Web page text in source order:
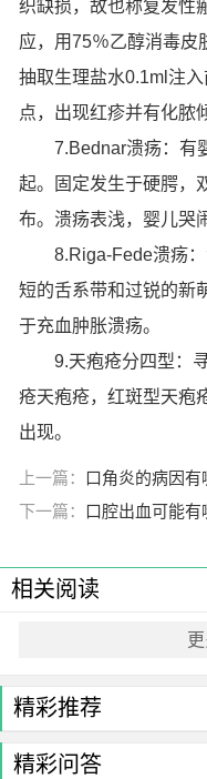
织缺损，故也称复发性
应，用75％乙醇消毒皮
抽取生理盐水0.1ml注
点，出现红疹并有化脓
7.Bednar溃疡：有婴
起。固定发生于硬腭，
布。溃疡表浅，婴儿哭
8.Riga-Fede溃疡：
短的舌系带和过锐的新
于充血肿胀溃疡。
9.天疱疮分四型：寻
疮天疱疮，红斑型天疱
出现。
上一篇：
口角炎的病因有
下一篇：
口腔出血可能有
相关阅读
精彩推荐
精彩问答